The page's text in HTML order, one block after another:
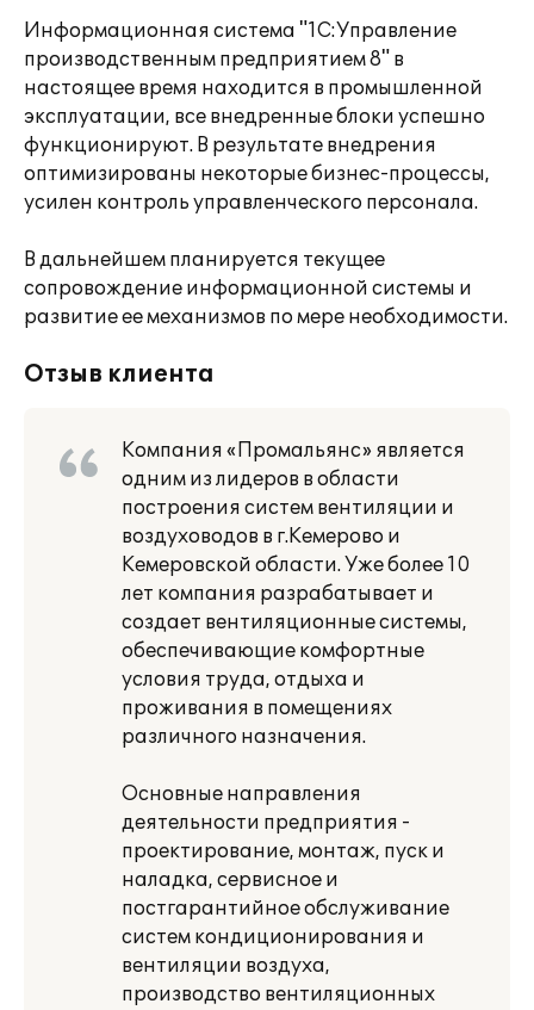
Информационная система "1С:Управление
производственным предприятием 8" в
настоящее время находится в промышленной
эксплуатации, все внедренные блоки успешно
функционируют. В результате внедрения
оптимизированы некоторые бизнес-процессы,
усилен контроль управленческого персонала.
В дальнейшем планируется текущее
сопровождение информационной системы и
развитие ее механизмов по мере необходимости.
Отзыв клиента
Компания «Промальянс» является
одним из лидеров в области
построения систем вентиляции и
воздуховодов в г.Кемерово и
Кемеровской области. Уже более 10
лет компания разрабатывает и
создает вентиляционные системы,
обеспечивающие комфортные
условия труда, отдыха и
проживания в помещениях
различного назначения.
Основные направления
деятельности предприятия -
проектирование, монтаж, пуск и
наладка, сервисное и
постгарантийное обслуживание
систем кондиционирования и
вентиляции воздуха,
производство вентиляционных